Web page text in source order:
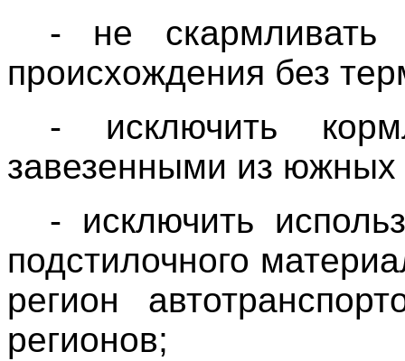
- не скармливать
происхождения без
- исключить
завезенными из южных
- исключить
подстилочного
регион
регионов;